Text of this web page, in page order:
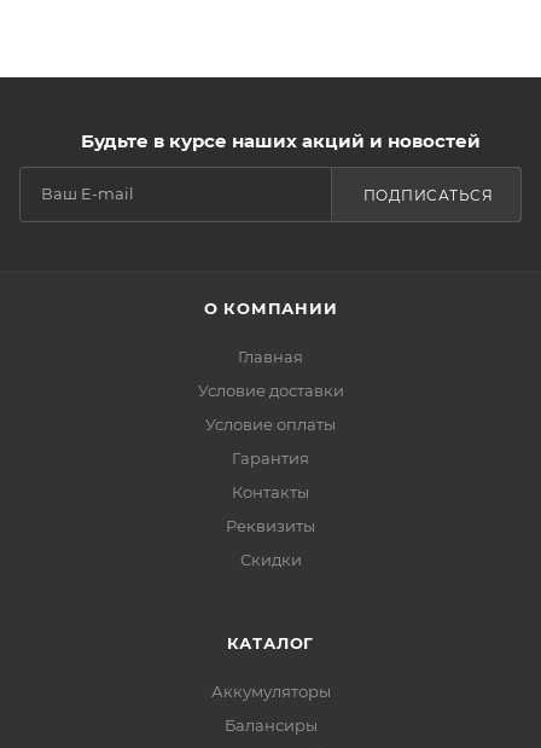
Будьте в курсе наших акций и новостей
ПОДПИСАТЬСЯ
О КОМПАНИИ
Главная
Условие доставки
Условие оплаты
Гарантия
Контакты
Реквизиты
Скидки
КАТАЛОГ
Аккумуляторы
Балансиры